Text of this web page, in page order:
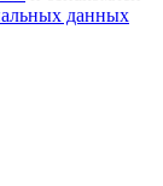
данных